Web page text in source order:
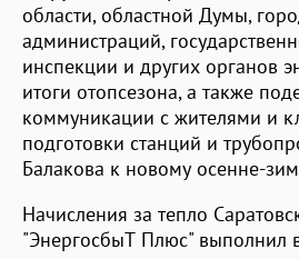
области, областной Думы,
администраций,
инспекции и других органов
итоги отопсезона, а также
коммуникации с жителями и
подготовки станций и
Балакова к новому осенне-
Начисления за тепло
"ЭнергосбыТ Плюс" выполнил